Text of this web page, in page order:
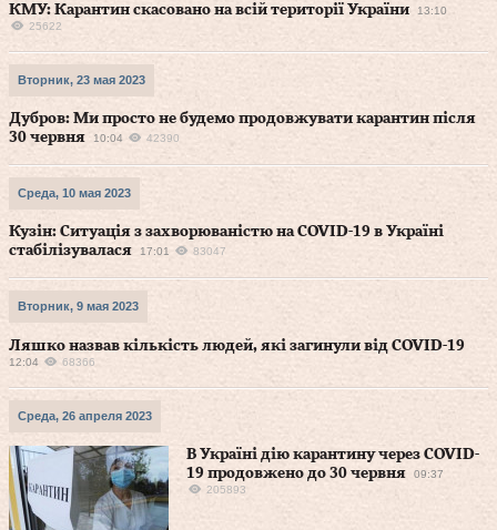
КМУ: Карантин скасовано на всій території України
13:10
25622
Вторник, 23 мая 2023
Дубров: Ми просто не будемо продовжувати карантин після
30 червня
10:04 42390
Среда, 10 мая 2023
Кузін: Ситуація з захворюваністю на COVID-19 в Україні
стабілізувалася
17:01 83047
Вторник, 9 мая 2023
Ляшко назвав кількість людей, які загинули від COVID-19
12:04 68366
Среда, 26 апреля 2023
В Україні дію карантину через COVID-
19 продовжено до 30 червня
09:37
205893